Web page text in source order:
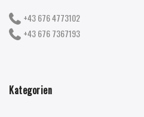
+43 676 4773102
+43 676 7367193
Kategorien